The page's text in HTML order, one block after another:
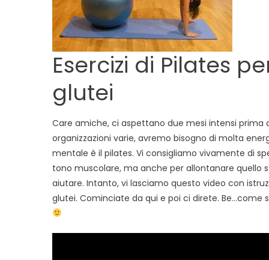
Esercizi di Pilates
glutei
Care amiche, ci aspettano due mesi intensi
organizzazioni varie, avremo bisogno di molta
mentale è il pilates. Vi consigliamo vivamente di
tono muscolare, ma anche per allontanare quello
aiutare. Intanto, vi lasciamo questo video con
glutei. Cominciate da qui e poi ci direte. Be…come